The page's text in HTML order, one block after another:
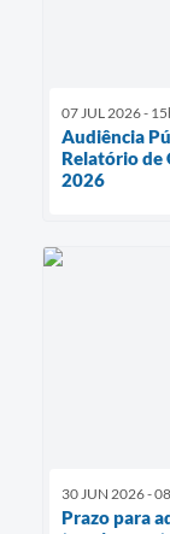
07 JUL 2026 -
Audiência
Relatório de
2026
30 JUN 2026 -
Prazo para